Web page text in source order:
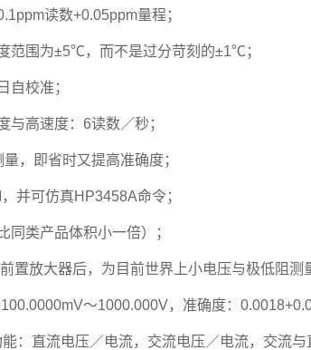
读数+0.05ppm量程；
范围为±5℃，而不是过分苛刻的±1℃；
自校准；
与高速度：6读数／秒；
，即省时又提高准确度；
并可仿真HP3458A命令；
同类产品体积小一倍）；
置放大器后，为目前世界上小电压与极低阻测
～1000.000V，准确度：
直流电压／电流，交流电压／电流，交流与